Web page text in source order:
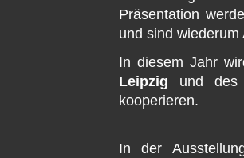
Präsentation
und sind
In diesem Jahr
Leipzig und
kooperieren.
In der